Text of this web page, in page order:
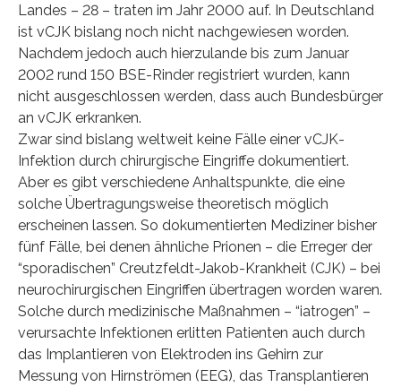
Landes – 28 – traten im Jahr 2000 auf. In Deutschland
ist vCJK bislang noch nicht nachgewiesen worden.
Nachdem jedoch auch hierzulande bis zum Januar
2002 rund 150 BSE-Rinder registriert wurden, kann
nicht ausgeschlossen werden, dass auch Bundesbürger
an vCJK erkranken.
Zwar sind bislang weltweit keine Fälle einer vCJK-
Infektion durch chirurgische Eingriffe dokumentiert.
Aber es gibt verschiedene Anhaltspunkte, die eine
solche Übertragungsweise theoretisch möglich
erscheinen lassen. So dokumentierten Mediziner bisher
fünf Fälle, bei denen ähnliche Prionen – die Erreger der
“sporadischen” Creutzfeldt-Jakob-Krankheit (CJK) – bei
neurochirurgischen Eingriffen übertragen worden waren.
Solche durch medizinische Maßnahmen – “iatrogen” –
verursachte Infektionen erlitten Patienten auch durch
das Implantieren von Elektroden ins Gehirn zur
Messung von Hirnströmen (EEG), das Transplantieren